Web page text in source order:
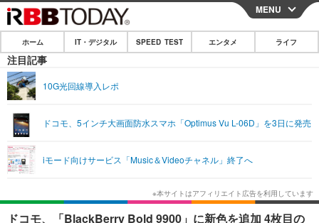
CLOSE
ホーム
IT・デジタル
ショッピング その他
エンタメ
エンタメTOP 映画・ドラマ
韓国・芸能
ライフ
ライフTOP グルメ
リリース一覧
MENU
ホーム IT・デジタル SPEED TEST エンタメ ライフ
注目記事
10G光回線導入レポ
ドコモ、5インチ大画面防水スマホ「Optimus Vu L-06D」を3日に発売
iモード向けサービス「Music＆Videoチャネル」終了へ
ドコモ、「BlackBerry Bold 9900」に新色を追加 4枚目の